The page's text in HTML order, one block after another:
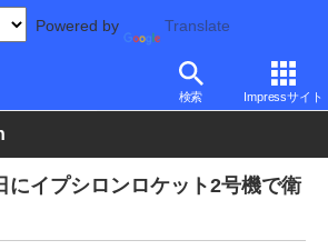
Powered by Translate
検索 Impressサイト
にイプシロンロケット2号機で衛